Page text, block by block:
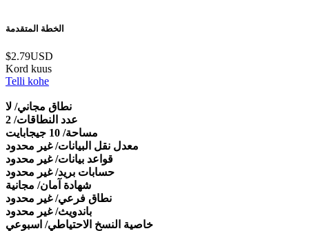
الخطة المتقدمة
$2.79USD
Kord kuus
Telli kohe
نطاق مجاني/ لا
عدد النطاقات/ 2
مساحة/ 10 جيجابايت
معدل نقل البيانات/ غير محدود
قواعد بيانات/ غير محدود
حسابات بريد/ غير محدود
شهادة آمان/ مجانية
نطاق فرعي/ غير محدود
باندويث/ غير محدود
خاصية النسخ الاحتياطي/ اسبوعي